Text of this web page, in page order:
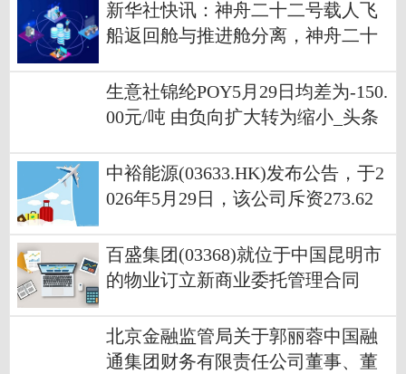
新华社快讯：神舟二十二号载人飞
船返回舱与推进舱分离，神舟二十
式踏上回家之路
生意社锦纶POY5月29日均差为-150.
00元/吨 由负向扩大转为缩小_头条
中裕能源(03633.HK)发布公告，于2
026年5月29日，该公司斥资273.62
百盛集团(03368)就位于中国昆明市
的物业订立新商业委托管理合同
北京金融监管局关于郭丽蓉中国融
通集团财务有限责任公司董事、董